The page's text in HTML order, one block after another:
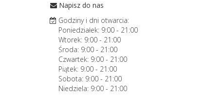
Napisz do nas
Godziny i dni otwarcia:
Poniedziałek: 9:00 - 21:00
Wtorek: 9:00 - 21:00
Środa: 9:00 - 21:00
Czwartek: 9:00 - 21:00
Piątek: 9:00 - 21:00
Sobota: 9:00 - 21:00
Niedziela: 9:00 - 21:00